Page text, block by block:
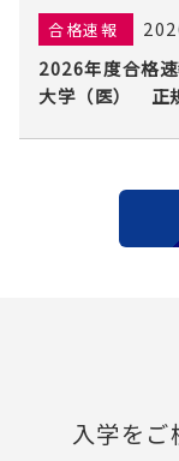
合格速報
2026年度合格
大学（医） 正
入学をご